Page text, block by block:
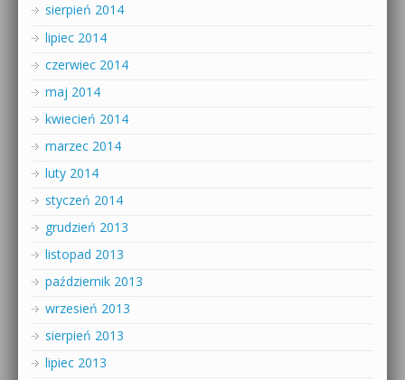
sierpień 2014
lipiec 2014
czerwiec 2014
maj 2014
kwiecień 2014
marzec 2014
luty 2014
styczeń 2014
grudzień 2013
listopad 2013
październik 2013
wrzesień 2013
sierpień 2013
lipiec 2013